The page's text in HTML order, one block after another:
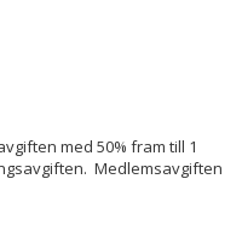
med 50% fram till 1
Medlemsavgiften